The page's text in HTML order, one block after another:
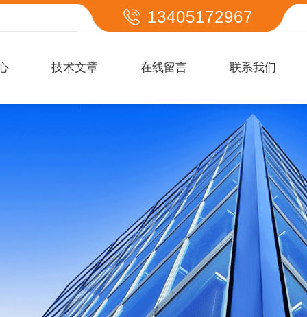
13405172967
技术文章 在线留言 联系我们